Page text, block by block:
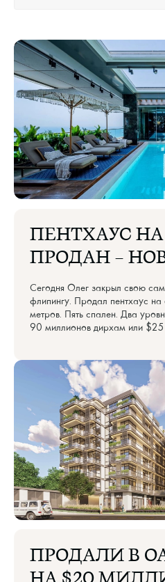
ПЕНТХАУС НА
ПРОДАН —
Сегодня Олег закрыл свою
флипингу. Продал пентхаус
метров. Пять спален. Два
90 миллионов дирхам или
ПРОДАЛИ В